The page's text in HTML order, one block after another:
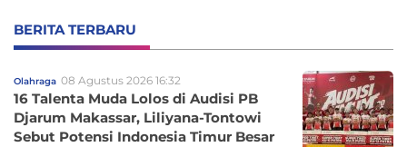
BERITA TERBARU
Olahraga 08 Agustus 2026 16:32
16 Talenta Muda Lolos di Audisi PB
Djarum Makassar, Liliyana-Tontowi
Sebut Potensi Indonesia Timur Besar